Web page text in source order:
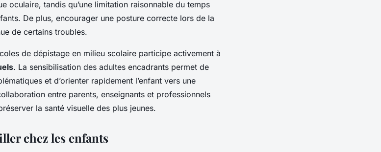
oculaire, tandis qu’une limitation raisonnable du temps
De plus, encourager une posture correcte lors de la
de certains troubles.
de dépistage en milieu scolaire participe activement à
. La sensibilisation des adultes encadrants permet de
et d’orienter rapidement l’enfant vers une
entre parents, enseignants et professionnels
la santé visuelle des plus jeunes.
chez les enfants